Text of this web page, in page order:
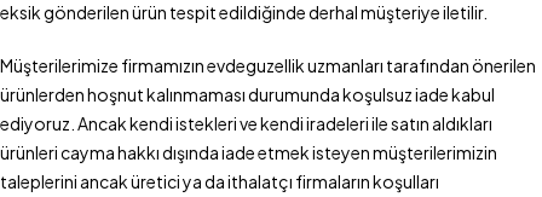
eksik gönderilen ürün tespit edildiğinde derhal müşteriye iletilir.
Müşterilerimize firmamızın evdeguzellik uzmanları tarafından önerilen
ürünlerden hoşnut kalınmaması durumunda koşulsuz iade kabul
ediyoruz. Ancak kendi istekleri ve kendi iradeleri ile satın aldıkları
ürünleri cayma hakkı dışında iade etmek isteyen müşterilerimizin
taleplerini ancak üretici ya da ithalatçı firmaların koşulları